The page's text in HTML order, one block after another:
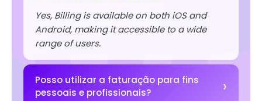
Yes, Billing is available on both iOS and
Android, making it accessible to a wide
range of users.
Posso utilizar a faturação para fins
pessoais e profissionais?